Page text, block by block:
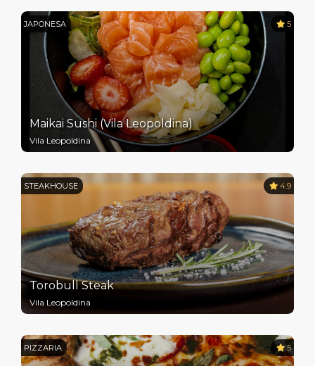
JAPONESA 5
Maikai Sushi (Vila Leopoldina)
Vila Leopoldina
STEAKHOUSE 4.9
Torobull Steak
Vila Leopoldina
PIZZARIA 5